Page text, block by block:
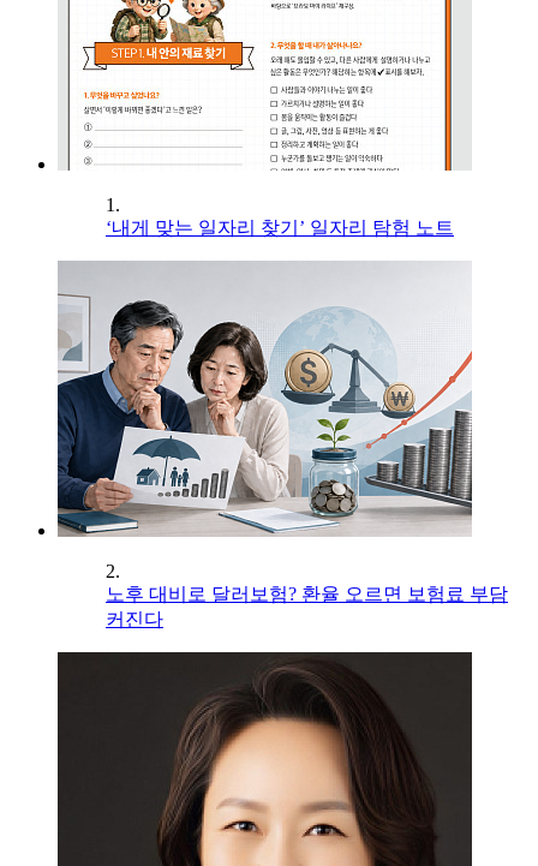
1.
‘내게 맞는 일자리 찾기’ 일자리 탐험 노트
2.
노후 대비로 달러보험? 환율 오르면 보험료 부담
커진다